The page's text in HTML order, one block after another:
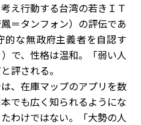
え行動する台湾の若きＩＴ
＝タンフォン）の評伝であ
的な無政府主義者を自認す
で、性格は温和。「弱い人
評される。
、在庫マップのアプリを数
でも広く知られるようにな
わけではない。「大勢の人